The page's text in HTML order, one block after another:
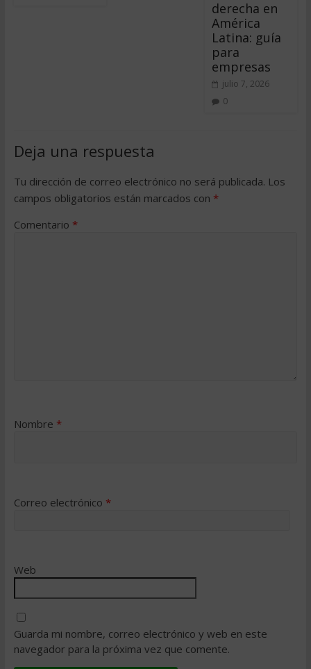
derecha en
América
Latina: guía
para
empresas
julio 7, 2026
0
Deja una respuesta
Tu dirección de correo electrónico no será publicada. Los
campos obligatorios están marcados con *
Comentario *
Nombre *
Correo electrónico *
Web
Guarda mi nombre, correo electrónico y web en este
navegador para la próxima vez que comente.